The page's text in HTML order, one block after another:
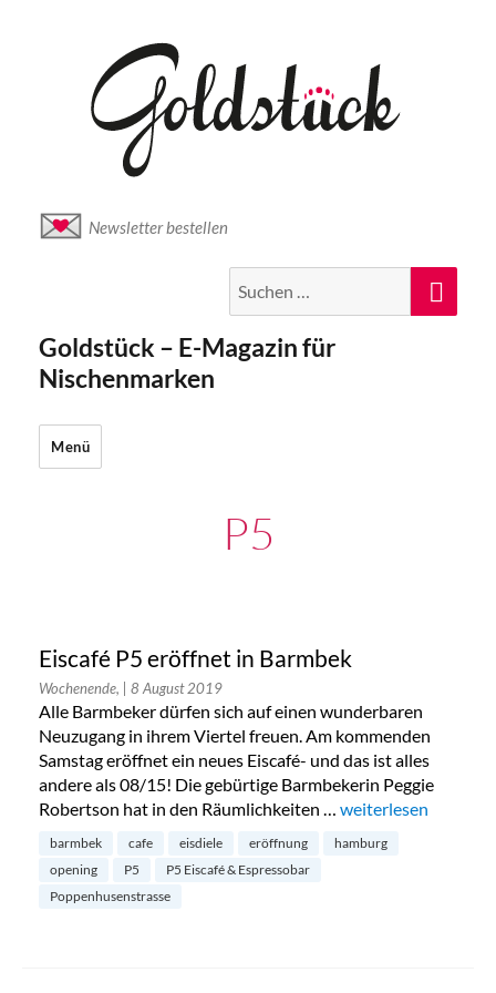
Newsletter bestellen
nach:
Goldstück – E-Magazin für
Nischenmarken
Menü
P5
Eiscafé P5 eröffnet in Barmbek
Wochenende, | 8 August 2019
Alle Barmbeker dürfen sich auf einen wunderbaren
Neuzugang in ihrem Viertel freuen. Am kommenden
Samstag eröffnet ein neues Eiscafé- und das ist alles
andere als 08/15! Die gebürtige Barmbekerin Peggie
Robertson hat in den Räumlichkeiten … „Eiscafé P5 eröffnet
weiterlesen
barmbek cafe eisdiele eröffnung
hamburg
opening
P5
P5 Eiscafé & Espressobar
Poppenhusenstrasse